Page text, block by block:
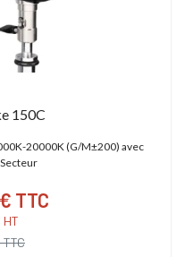
150C
20000K (G/M±200) avec
TTC